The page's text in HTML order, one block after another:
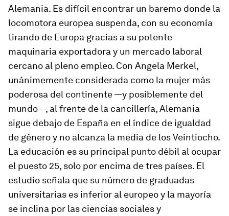
Alemania. Es difícil encontrar un baremo donde la
locomotora europea suspenda, con su economía
tirando de Europa gracias a su potente
maquinaria exportadora y un mercado laboral
cercano al pleno empleo. Con Angela Merkel,
unánimemente considerada como la mujer más
poderosa del continente —y posiblemente del
mundo—, al frente de la cancillería, Alemania
sigue debajo de España en el índice de igualdad
de género y no alcanza la media de los Veintiocho.
La educación es su principal punto débil al ocupar
el puesto 25, solo por encima de tres países. El
estudio señala que su número de graduadas
universitarias es inferior al europeo y la mayoría
se inclina por las ciencias sociales y